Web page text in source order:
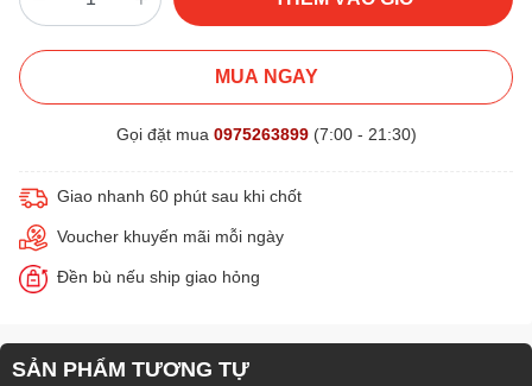
MUA NGAY
Gọi đặt mua 0975263899(7:00 - 21:30)
Giao nhanh 60 phút sau khi chốt
Voucher khuyến mãi mỗi ngày
Đền bù nếu ship giao hỏng
SẢN PHẨM TƯƠNG TỰ